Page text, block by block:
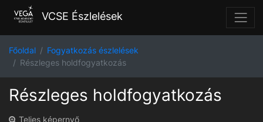
VCSE Észlelések
Főoldal
Fogyatkozás észlelések
Részleges holdfogyatkozás
Részleges holdfogyatkozás
Teljes képernyő